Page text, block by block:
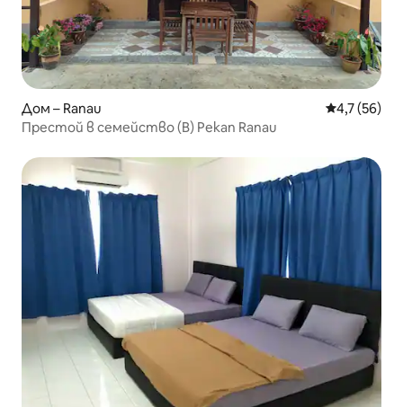
Дом – Ranau Средна
4,7 (56)
Престой в семейство (B) Pekan Ranau